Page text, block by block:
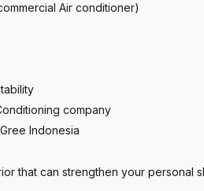
Air conditioner)
company
Indonesia
that can strengthen your personal